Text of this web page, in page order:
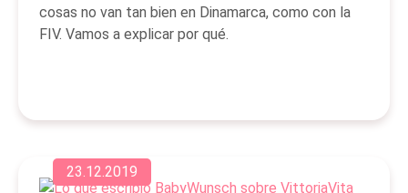
cosas no van tan bien en Dinamarca, como con la
FIV. Vamos a explicar por qué.
23.12.2019